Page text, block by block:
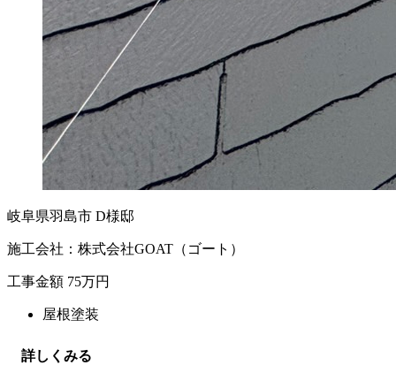
岐阜県羽島市 D様邸
施工会社：株式会社GOAT（ゴート）
工事金額 75万円
屋根塗装
詳しくみる